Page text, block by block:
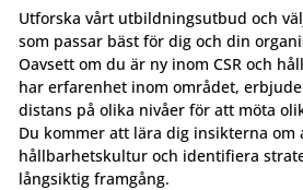
Utforska vårt utbildningsutbud och
som passar bäst för dig och din
Oavsett om du är ny inom CSR och
har erfarenhet inom området,
distans på olika nivåer för att möta
Du kommer att lära dig insikterna om
hållbarhetskultur och identifiera
långsiktig framgång.